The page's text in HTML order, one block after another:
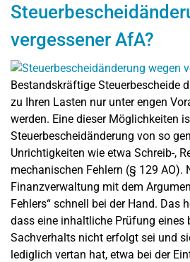
vergessener AfA?
Bestandskräftige Steuerbescheide
zu Ihren Lasten nur unter engen
werden. Eine dieser Möglichkeiten
Steuerbescheidänderung von so
Unrichtigkeiten wie etwa Schreib-,
mechanischen Fehlern (§ 129 AO).
Finanzverwaltung mit dem
Fehlers“ schnell bei der Hand. Das
dass eine inhaltliche Prüfung eines
Sachverhalts nicht erfolgt sei und
lediglich vertan hat, etwa bei der